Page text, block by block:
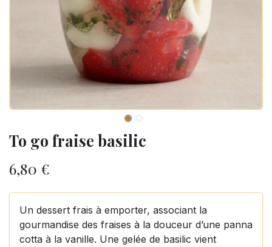
To go fraise basilic
6,80 €
Un dessert frais à emporter, associant la
gourmandise des fraises à la douceur d’une panna
cotta à la vanille. Une gelée de basilic vient